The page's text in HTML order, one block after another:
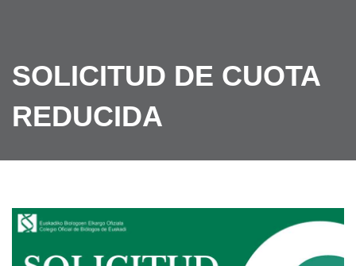
SOLICITUD DE CUOTA
REDUCIDA